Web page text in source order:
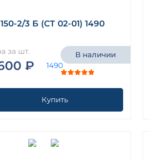
2/3 Б (СТ 02-01) 1490
за шт.
₽
В наличии
Купить